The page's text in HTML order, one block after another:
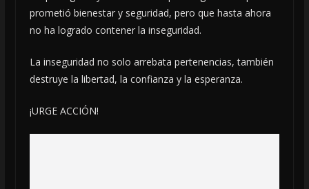
prometió bienestar y seguridad, pero que hasta ahora
no ha logrado contener la inseguridad.
La inseguridad no solo arrebata pertenencias, también
destruye la libertad, la confianza y la esperanza.
¡URGE ACCIÓN!